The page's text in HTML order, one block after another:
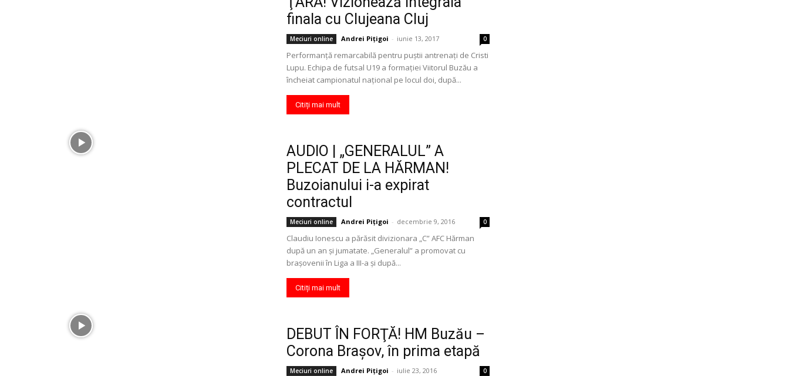
finala cu Clujeana Cluj
Meciuri online Andrei Pițigoi - iunie 13, 2017 0
Performanţă remarcabilă pentru puştii antrenaţi de Cristi
Lupu. Echipa de futsal U19 a formaţiei Viitorul Buzău a
încheiat campionatul naţional pe locul doi, după...
Citiți mai mult
AUDIO | „GENERALUL” A
PLECAT DE LA HĂRMAN!
Buzoianului i-a expirat
contractul
Meciuri online Andrei Pițigoi - decembrie 9, 2016 0
Claudiu Ionescu a părăsit divizionara „C” AFC Hărman
după un an şi jumatate. „Generalul” a promovat cu
braşovenii în Liga a III-a şi după...
Citiți mai mult
DEBUT ÎN FORŢĂ! HM Buzău –
Corona Braşov, în prima etapă
Meciuri online Andrei Pițigoi - iulie 23, 2016 0